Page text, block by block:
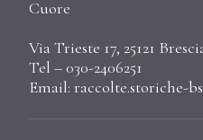
Cuore
Via Trieste 17, 25121
Tel – 030-2406251
Email: raccolte.storiche-